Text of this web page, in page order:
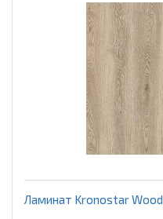
Ламинат Kronostar